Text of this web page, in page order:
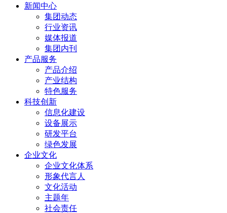
新闻中心
集团动态
行业资讯
媒体报道
集团内刊
产品服务
产品介绍
产业结构
特色服务
科技创新
信息化建设
设备展示
研发平台
绿色发展
企业文化
企业文化体系
形象代言人
文化活动
主题年
社会责任